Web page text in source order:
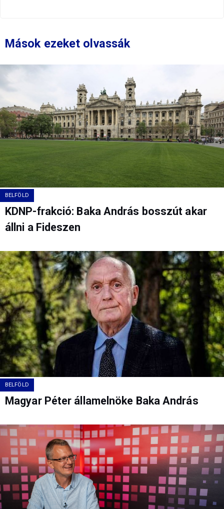
Mások ezeket olvassák
BELFÖLD
KDNP-frakció: Baka András bosszút akar
állni a Fideszen
BELFÖLD
Magyar Péter államelnöke Baka András